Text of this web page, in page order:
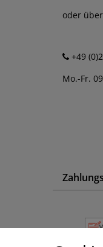
oder
+49
Mo.-Fr.